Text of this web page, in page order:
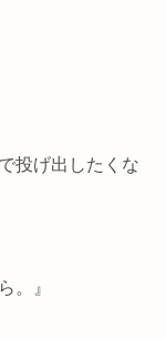
投げ出したくな
。』